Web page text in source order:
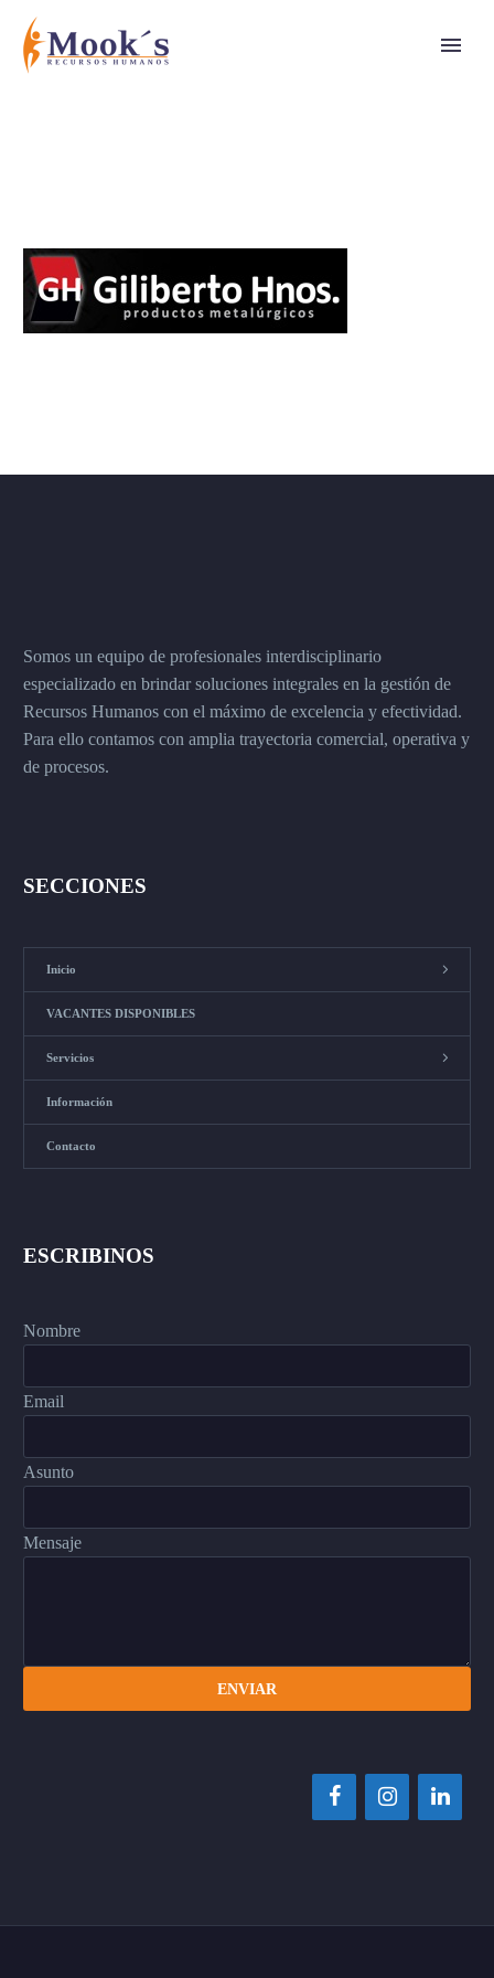
Somos un equipo de profesionales interdisciplinario
especializado en brindar soluciones integrales en la gestión de
Recursos Humanos con el máximo de excelencia y efectividad.
Para ello contamos con amplia trayectoria comercial, operativa y
de procesos.
SECCIONES
Inicio
VACANTES DISPONIBLES
Servicios
Información
Contacto
ESCRIBINOS
Nombre
Email
Asunto
Mensaje